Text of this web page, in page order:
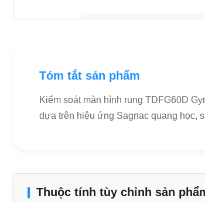
Tóm tắt sản phẩm
Kiểm soát màn hình rung TDFG60D
dựa trên hiệu ứng Sagnac quang học,
Thuộc tính tùy chỉnh sản